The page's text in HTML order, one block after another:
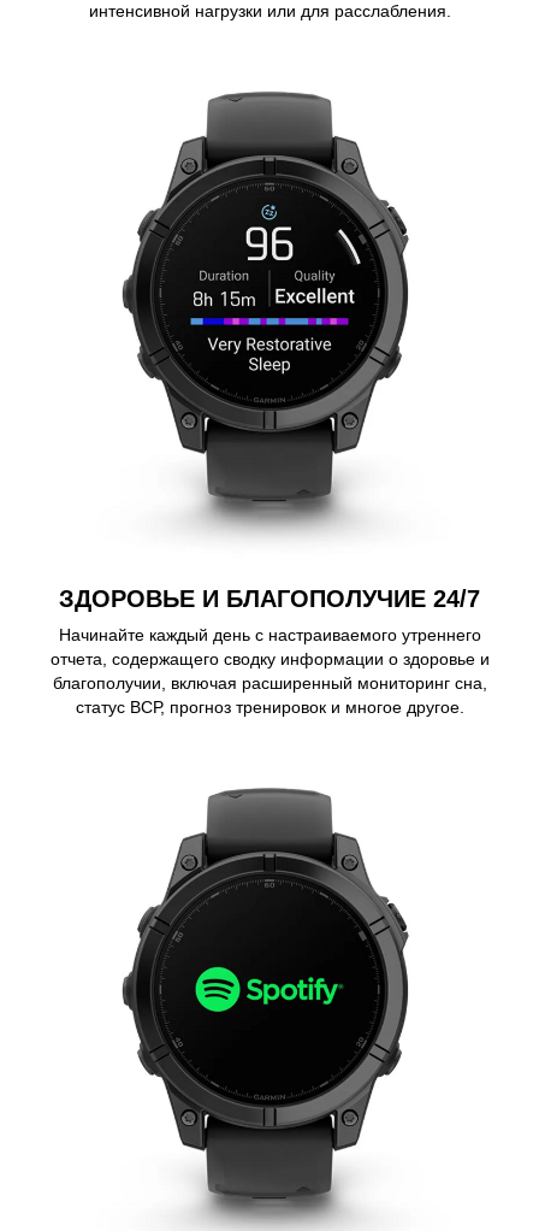
интенсивной нагрузки или для расслабления.
ЗДОРОВЬЕ И БЛАГОПОЛУЧИЕ 24/7
Начинайте каждый день с настраиваемого утреннего
отчета, содержащего сводку информации о здоровье и
благополучии, включая расширенный мониторинг сна,
статус ВСР, прогноз тренировок и многое другое.